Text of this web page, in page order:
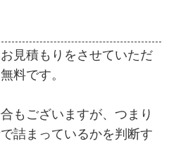
見積もりをさせていただ
料です。
もございますが、つまり
詰まっているかを判断す